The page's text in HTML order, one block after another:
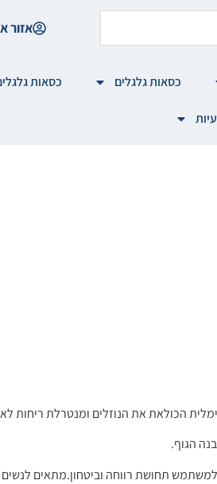
אזור
כסאות גלגלים כסאות
הכולאת את הנוזלים ומנטרלת ריחות
הגוף.
תחושת רווחה וביטחון.מתאים